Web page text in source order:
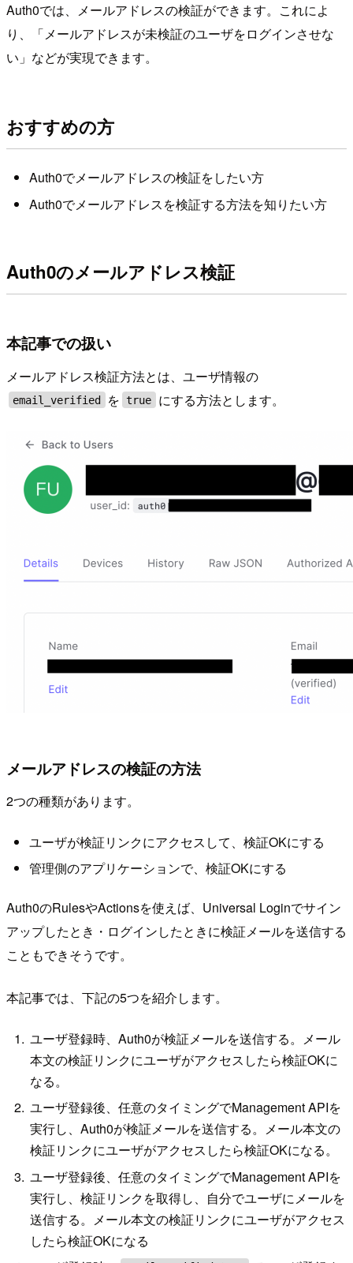
Auth0では、メールアドレスの検証ができます。これによ
り、「メールアドレスが未検証のユーザをログインさせな
い」などが実現できます。
おすすめの方
Auth0でメールアドレスの検証をしたい方
Auth0でメールアドレスを検証する方法を知りたい方
Auth0のメールアドレス検証
本記事での扱い
メールアドレス検証方法とは、ユーザ情報の
email_verified を true にする方法とします。
メールアドレスの検証の方法
2つの種類があります。
ユーザが検証リンクにアクセスして、検証OKにする
管理側のアプリケーションで、検証OKにする
Auth0のRulesやActionsを使えば、Universal Loginでサイン
アップしたとき・ログインしたときに検証メールを送信する
こともできそうです。
本記事では、下記の5つを紹介します。
ユーザ登録時、Auth0が検証メールを送信する。メール
本文の検証リンクにユーザがアクセスしたら検証OKに
なる。
ユーザ登録後、任意のタイミングでManagement APIを
実行し、Auth0が検証メールを送信する。メール本文の
検証リンクにユーザがアクセスしたら検証OKになる。
ユーザ登録後、任意のタイミングでManagement APIを
実行し、検証リンクを取得し、自分でユーザにメールを
送信する。メール本文の検証リンクにユーザがアクセス
したら検証OKになる